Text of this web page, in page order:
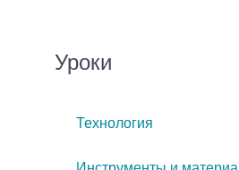
Уроки
Технология